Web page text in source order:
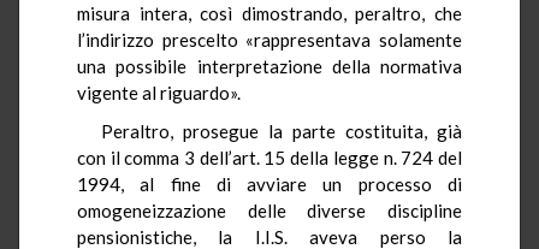
misura intera, così dimostrando, peraltro, che
l’indirizzo prescelto «rappresentava solamente
una possibile interpretazione della normativa
vigente al riguardo».
Peraltro, prosegue la parte costituita, già
con il comma 3 dell’art. 15 della legge n. 724 del
1994, al fine di avviare un processo di
omogeneizzazione delle diverse discipline
pensionistiche, la I.I.S. aveva perso la